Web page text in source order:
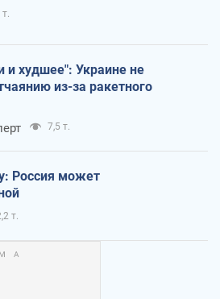
худшее": Украине не
из-за ракетного
7,5 т.
Россия может
т.